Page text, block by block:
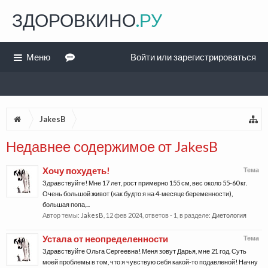
JakesB
Недавнее содержимое от JakesB
Тема
Хочу похудеть!
Здравствуйте! Мне 17 лет, рост примерно 155 см, вес около 55-60 кг.
Очень большой живот (как будто я на 4-месяце беременности),
большая попа,...
Автор темы: JakesB 12 фев 2024 , ответов - 1, в разделе: Диетология
Тема
Устала от неопределенности
Здравствуйте Ольга Сергеевна! Меня зовут Дарья, мне 21 год. Суть
моей проблемы в том, что я чувствую себя какой-то подавленой! Начну
ЗДОРОВКИНО.РУ
Меню Войти или зарегистрироваться